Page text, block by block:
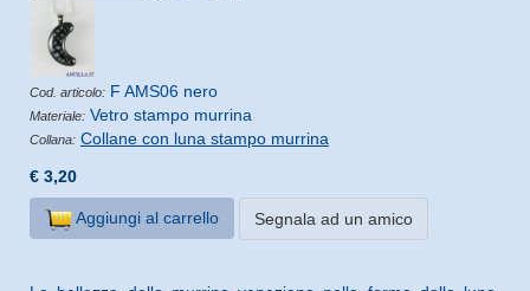
Cod. articolo: F AMS06 nero
Materiale: Vetro stampo murrina
Collana: Collane con luna stampo murrina
€ 3,20
Aggiungi al carrello Segnala ad un amico